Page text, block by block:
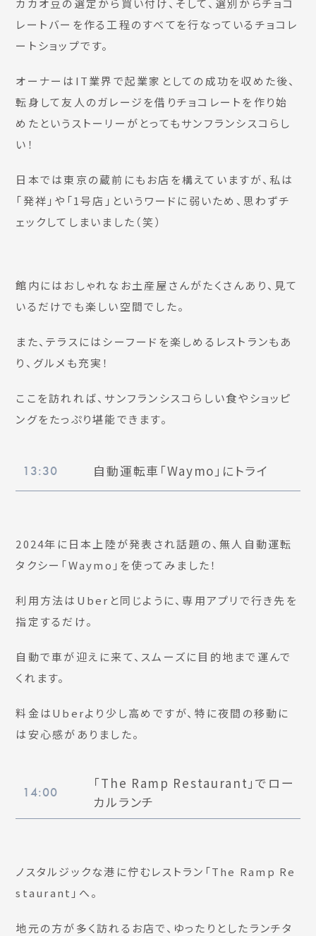
カカオ豆の選定から買い付け、そして、選別からチョコ
レートバーを作る工程のすべてを行なっているチョコレ
ートショップです。
オーナーはIT業界で起業家としての成功を収めた後、
転身して友人のガレージを借りチョコレートを作り始
めたというストーリーがとってもサンフランシスコらし
い！
日本では東京の蔵前にもお店を構えていますが、私は
「発祥」や「1号店」というワードに弱いため、思わずチ
ェックしてしまいました（笑）
館内にはおしゃれなお土産屋さんがたくさんあり、見て
いるだけでも楽しい空間でした。
また、テラスにはシーフードを楽しめるレストランもあ
り、グルメも充実！
ここを訪れれば、サンフランシスコらしい食やショッピ
ングをたっぷり堪能できます。
13:30 自動運転車「Waymo」にトライ
2024年に日本上陸が発表され話題の、無人自動運転
タクシー「Waymo」を使ってみました！
利用方法はUberと同じように、専用アプリで行き先を
指定するだけ。
自動で車が迎えに来て、スムーズに目的地まで運んで
くれます。
料金はUberより少し高めですが、特に夜間の移動に
は安心感がありました。
14:00
「The Ramp Restaurant」でロー
カルランチ
ノスタルジックな港に佇むレストラン「The Ramp Re
staurant」へ。
地元の方が多く訪れるお店で、ゆったりとしたランチタ